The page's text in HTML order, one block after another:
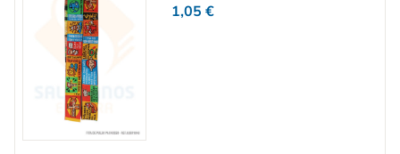
1,05€